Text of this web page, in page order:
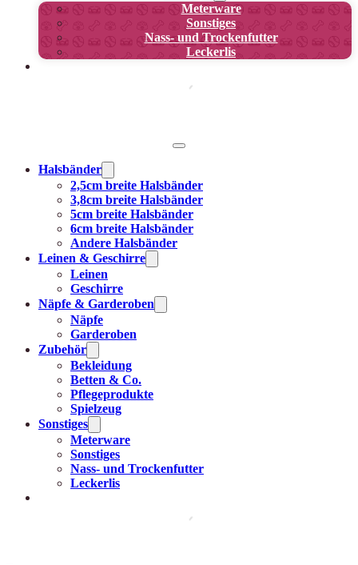
Meterware
Sonstiges
Nass- und Trockenfutter
Leckerlis
Halsbänder
2,5cm breite Halsbänder
3,8cm breite Halsbänder
5cm breite Halsbänder
6cm breite Halsbänder
Andere Halsbänder
Leinen & Geschirre
Leinen
Geschirre
Näpfe & Garderoben
Näpfe
Garderoben
Zubehör
Bekleidung
Betten & Co.
Pflegeprodukte
Spielzeug
Sonstiges
Meterware
Sonstiges
Nass- und Trockenfutter
Leckerlis